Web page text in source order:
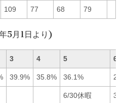
109 77 68 79
5月1日より)
3 4 5 6
39.9% 35.8% 36.1%
6/30休暇
3/